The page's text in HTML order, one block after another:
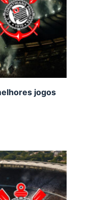
jogos